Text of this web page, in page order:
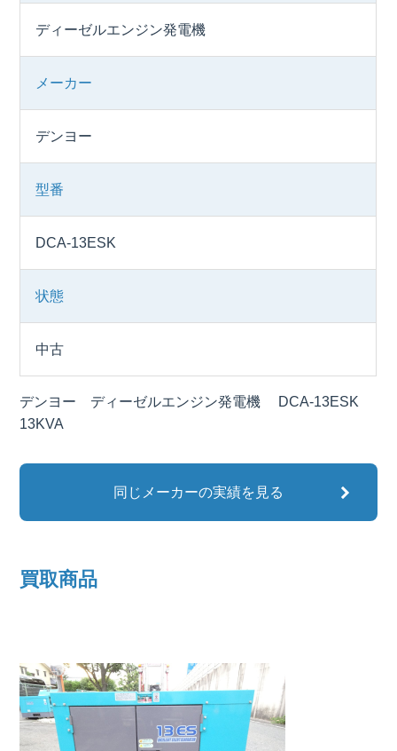
ディーゼルエンジン発電機
メーカー
デンヨー
型番
DCA-13ESK
状態
中古
デンヨー ディーゼルエンジン発電機 DCA-13ESK
13KVA
同じメーカーの実績を見る
買取商品